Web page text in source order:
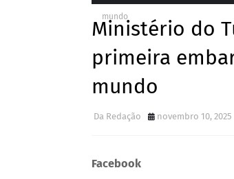
mundo
Ministério do
primeira
mundo
Da Redação novembro 10, 2025
Facebook